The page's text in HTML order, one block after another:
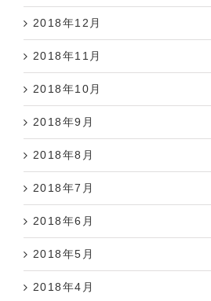
2018年12月
2018年11月
2018年10月
2018年9月
2018年8月
2018年7月
2018年6月
2018年5月
2018年4月